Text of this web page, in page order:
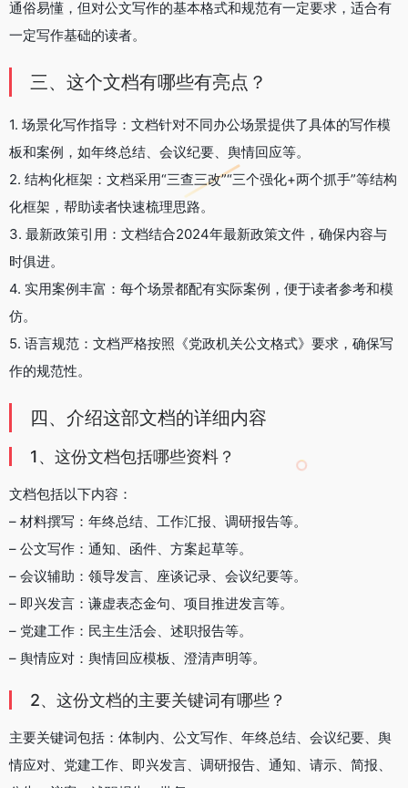
通俗易懂，但对公文写作的基本格式和规范有一定要求，适合有
一定写作基础的读者。
三、这个文档有哪些有亮点？
1. 场景化写作指导：文档针对不同办公场景提供了具体的写作模
板和案例，如年终总结、会议纪要、舆情回应等。
2. 结构化框架：文档采用“三查三改”“三个强化+两个抓手”等结构
化框架，帮助读者快速梳理思路。
3. 最新政策引用：文档结合2024年最新政策文件，确保内容与
时俱进。
4. 实用案例丰富：每个场景都配有实际案例，便于读者参考和模
仿。
5. 语言规范：文档严格按照《党政机关公文格式》要求，确保写
作的规范性。
四、介绍这部文档的详细内容
1、这份文档包括哪些资料？
文档包括以下内容：
– 材料撰写：年终总结、工作汇报、调研报告等。
– 公文写作：通知、函件、方案起草等。
– 会议辅助：领导发言、座谈记录、会议纪要等。
– 即兴发言：谦虚表态金句、项目推进发言等。
– 党建工作：民主生活会、述职报告等。
– 舆情应对：舆情回应模板、澄清声明等。
2、这份文档的主要关键词有哪些？
主要关键词包括：体制内、公文写作、年终总结、会议纪要、舆
情应对、党建工作、即兴发言、调研报告、通知、请示、简报、